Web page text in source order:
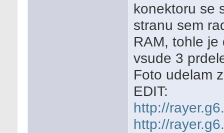
konektoru se
stranu sem
RAM, tohle
vsude 3
Foto udelam
EDIT:
http://
http://